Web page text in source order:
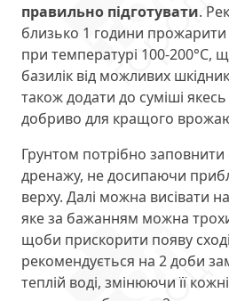
правильно підготувати.
близько 1 години прожарити
при температурі 100-200°С,
базилік від можливих
також додати до суміші
добриво для кращого
Грунтом потрібно заповнити
дренажу, не досипаючи
верху. Далі можна висівати
яке за бажанням можна
щоби прискорити появу
рекомендується на 2 доби
теплій воді, змінюючи її